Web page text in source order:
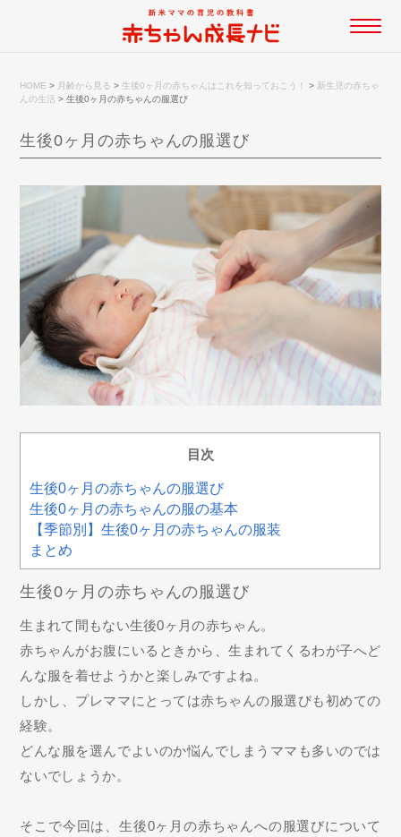
HOME > 月齢から見る >生後0ヶ月の赤ちゃんはこれを知っておこう！ > 新生児の赤ちゃ
んの生活 >生後0ヶ月の赤ちゃんの服選び
生後0ヶ月の赤ちゃんの服選び
目次
生後0ヶ月の赤ちゃんの服選び
生後0ヶ月の赤ちゃんの服の基本
【季節別】生後0ヶ月の赤ちゃんの服装
まとめ
生後0ヶ月の赤ちゃんの服選び
生まれて間もない生後0ヶ月の赤ちゃん。
赤ちゃんがお腹にいるときから、生まれてくるわが子へど
んな服を着せようかと楽しみですよね。
しかし、プレママにとっては赤ちゃんの服選びも初めての
経験。
どんな服を選んでよいのか悩んでしまうママも多いのでは
ないでしょうか。
そこで今回は、生後0ヶ月の赤ちゃんへの服選びについて